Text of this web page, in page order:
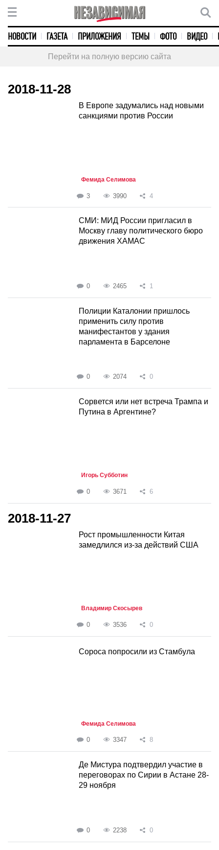
НОВОСТИ ГАЗЕТА ПРИЛОЖЕНИЯ ТЕМЫ ФОТО ВИДЕО
Перейти на полную версию сайта
2018-11-28
В Европе задумались над новыми
санкциями против России
Фемида Селимова
3 3990 4
СМИ: МИД России пригласил в
Москву главу политического бюро
движения ХАМАС
0 2465 1
Полиции Каталонии пришлось
применить силу против
манифестантов у здания
парламента в Барселоне
0 2074 0
Сорвется или нет встреча Трампа и
Путина в Аргентине?
Игорь Субботин
0 3671 6
2018-11-27
Рост промышленности Китая
замедлился из-за действий США
Владимир Скосырев
0 3536 0
Сороса попросили из Стамбула
Фемида Селимова
0 3347 8
Де Мистура подтвердил участие в
переговорах по Сирии в Астане 28-
29 ноября
0 2238 0